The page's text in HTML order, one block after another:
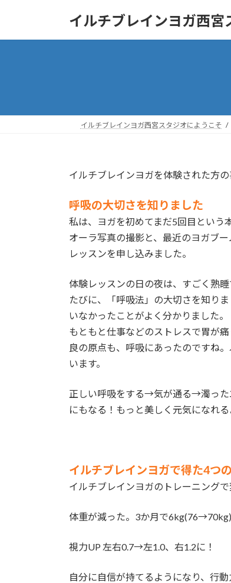
イルチブレインヨガ西宮
イルチブレインヨガ西宮スタジオにようこそ
イルチブレインヨガを体験された方の
呼吸の大切さを知りました
私は、ヨガを初めてまだ5回目という
オーラ写真の撮影と、最近のヨガブ
レッスンを申し込みました。
体験レッスンの日の夜は、すごく熟
たびに、「呼吸法」の大切さを知り
いなかったことがよく分かりました。
もともと仕事などのストレスで胃が
良の原点も、呼吸にあったのですね
います。
正しい呼吸をする→気が通る→濁っ
にもなる！もっと美しく元気になれ
イルチブレインヨガで得た4つ
イルチブレインヨガのトレーニングで
体重が減った。3か月で6kg(76→70kg)
視力UP 左右0.7→左1.0、右1.2に！
自分に自信が持てるようになり、行動